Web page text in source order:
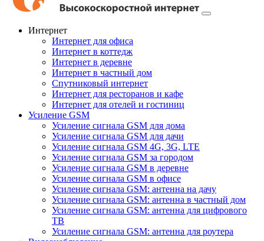
Интернет
Интернет для офиса
Интернет в коттедж
Интернет в деревне
Интернет в частный дом
Спутниковый интернет
Интернет для ресторанов и кафе
Интернет для отелей и гостиниц
Усиление GSM
Усиление сигнала GSM для дома
Усиление сигнала GSM для дачи
Усиление сигнала GSM 4G, 3G, LTE
Усиление сигнала GSM за городом
Усиление сигнала GSM в деревне
Усиление сигнала GSM в офисе
Усиление сигнала GSM: антенна на дачу
Усиление сигнала GSM: антенна в частный дом
Усиление сигнала GSM: антенна для цифрового
ТВ
Усиление сигнала GSM: антенна для роутера